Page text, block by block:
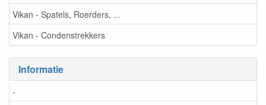
Vikan - Spatels, Roerders, ...
Vikan - Condenstrekkers
Informatie
-